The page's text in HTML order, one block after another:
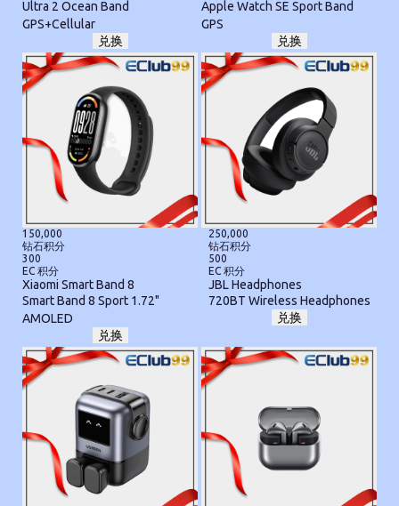
Ultra 2 Ocean Band
GPS+Cellular
兑换
Apple Watch SE Sport Band
GPS
兑换
150,000
钻石积分
300
EC 积分
Xiaomi Smart Band 8
Smart Band 8 Sport 1.72"
AMOLED
兑换
250,000
钻石积分
500
EC 积分
JBL Headphones
720BT Wireless Headphones
兑换